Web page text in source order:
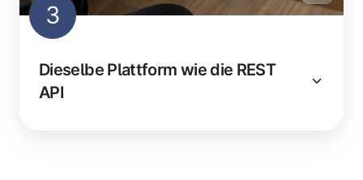
3
Dieselbe Plattform wie die REST
API